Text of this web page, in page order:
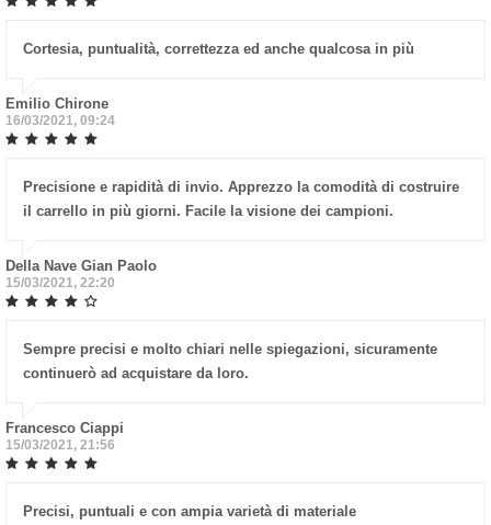
Cortesia, puntualità, correttezza ed anche qualcosa in più
Emilio Chirone
16/03/2021, 09:24
Precisione e rapidità di invio. Apprezzo la comodità di costruire
il carrello in più giorni. Facile la visione dei campioni.
Della Nave Gian Paolo
15/03/2021, 22:20
Sempre precisi e molto chiari nelle spiegazioni, sicuramente
continuerò ad acquistare da loro.
Francesco Ciappi
15/03/2021, 21:56
Precisi, puntuali e con ampia varietà di materiale